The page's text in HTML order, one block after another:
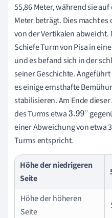
55,86 Meter, während sie
Meter beträgt. Dies macht
von der Vertikalen
Schiefe Turm von Pisa in
und es befand sich in der
seiner Geschichte.
es einige ernsthafte
stabilisieren. Am Ende
des Turms etwa3.99∘
einer Abweichung von etwa
Turms entspricht.
Höhe der niedrigeren
Seite
Höhe der höheren
Seite